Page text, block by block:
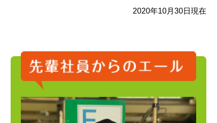
2020年10月30日現在